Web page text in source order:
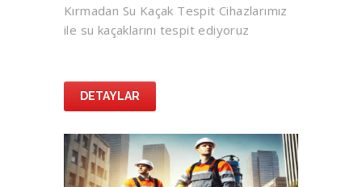
Kırmadan Su Kaçak Tespit Cihazlarımız
ile su kaçaklarını tespit ediyoruz
DETAYLAR